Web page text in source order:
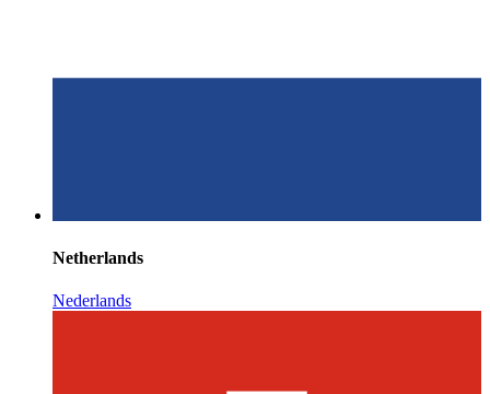
Netherlands
Nederlands